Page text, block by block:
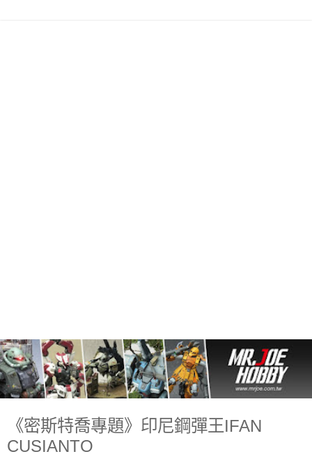
《密斯特喬專題》印尼鋼彈王IFAN
CUSIANTO